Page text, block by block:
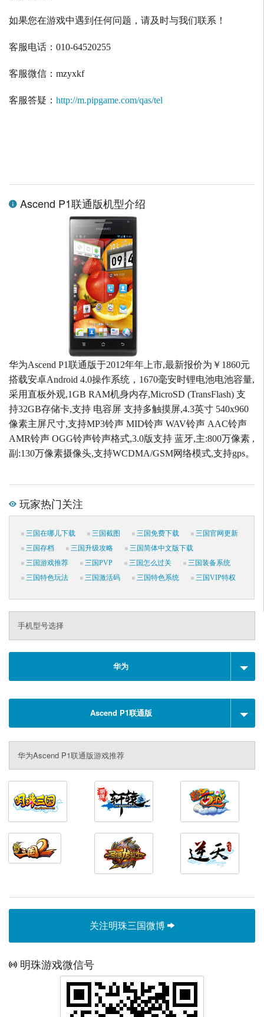
如果您在游戏中遇到任何问题，请及时与我们联系！
客服电话： 010-64520255
客服微信： mzyxkf
客服答疑： http://m.pipgame.com/qas/tel
Ascend P1联通版机型介绍
华为Ascend P1联通版于2012年年上市,最新报价为￥1860元
搭载安卓Android 4.0操作系统，1670毫安时锂电池电池容量,
采用直板外观,1GB RAM机身内存,MicroSD (TransFlash) 支
持32GB存储卡,支持 电容屏 支持多触摸屏,4.3英寸 540x960
像素主屏尺寸,支持MP3铃声 MID铃声 WAV铃声 AAC铃声
AMR铃声 OGG铃声铃声格式,3.0版支持 蓝牙,主:800万像素 ,
副:130万像素摄像头,支持WCDMA/GSM网络模式,支持gps。
玩家热门关注
三国在哪儿下载 三国截图 三国免费下载
三国官网更新
三国存档
三国升级攻略
三国简体中文版下载
三国游戏推荐
三国PVP 三国怎么过关
三国装备系统
三国特色玩法
三国激活码 三国特色系统 三国VIP特权
手机型号选择
华为
Ascend P1联通版
华为Ascend P1联通版游戏推荐
关注明珠三国微博
明珠游戏微信号